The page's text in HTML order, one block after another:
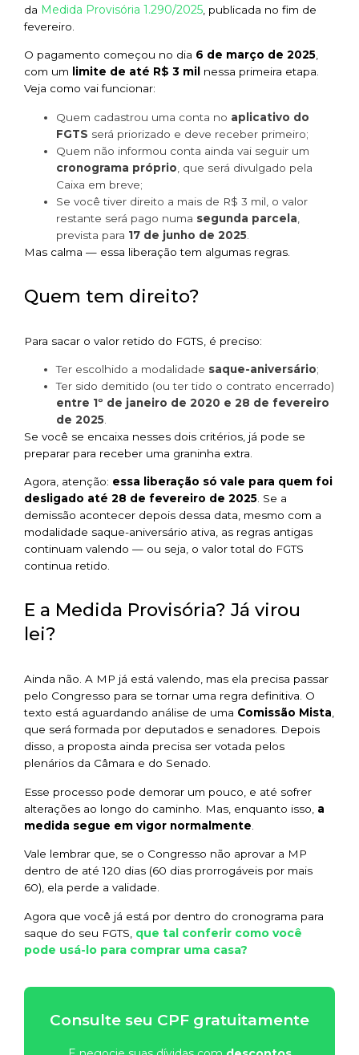
da Medida Provisória 1.290/2025 , publicada no fim de
fevereiro.
O pagamento começou no dia 6 de março de 2025,
com um
limite de até R$ 3 mil nessa primeira etapa.
Veja como vai funcionar:
Quem cadastrou uma conta no aplicativo do
FGTS será priorizado e deve receber primeiro;
Quem não informou conta ainda vai seguir um
cronograma próprio , que será divulgado pela
Caixa em breve;
Se você tiver direito a mais de R$ 3 mil, o valor
restante será pago numa segunda parcela
prevista para 17 de junho de 2025
Mas calma — essa liberação tem algumas regras.
Quem tem direito?
Para sacar o valor retido do FGTS, é preciso:
Ter escolhido a modalidade saque-aniversário;
Ter sido demitido (ou ter tido o contrato encerrado)
entre 1º de janeiro de 2020 e 28 de fevereiro
de 2025
Se você se encaixa nesses dois critérios, já pode se
preparar para receber uma graninha extra.
Agora, atenção: essa liberação só vale para quem foi
desligado até 28 de fevereiro de 2025. Se a
demissão acontecer depois dessa data, mesmo com a
modalidade saque-aniversário ativa, as regras antigas
continuam valendo — ou seja, o valor total do FGTS
continua retido.
E a Medida Provisória? Já virou
lei?
Ainda não. A MP já está valendo, mas ela precisa passar
pelo Congresso para se tornar uma regra definitiva. O
texto está aguardando análise de uma Comissão Mista,
que será formada por deputados e senadores. Depois
disso, a proposta ainda precisa ser votada pelos
plenários da Câmara e do Senado.
Esse processo pode demorar um pouco, e até sofrer
alterações ao longo do caminho. Mas, enquanto isso, a
medida segue em vigor normalmente
Vale lembrar que, se o Congresso não aprovar a MP
dentro de até 120 dias (60 dias prorrogáveis por mais
60), ela perde a validade.
Agora que você já está por dentro do cronograma para
saque do seu FGTS, que tal conferir como você
pode usá-lo para comprar uma casa?
Consulte seu CPF gratuitamente